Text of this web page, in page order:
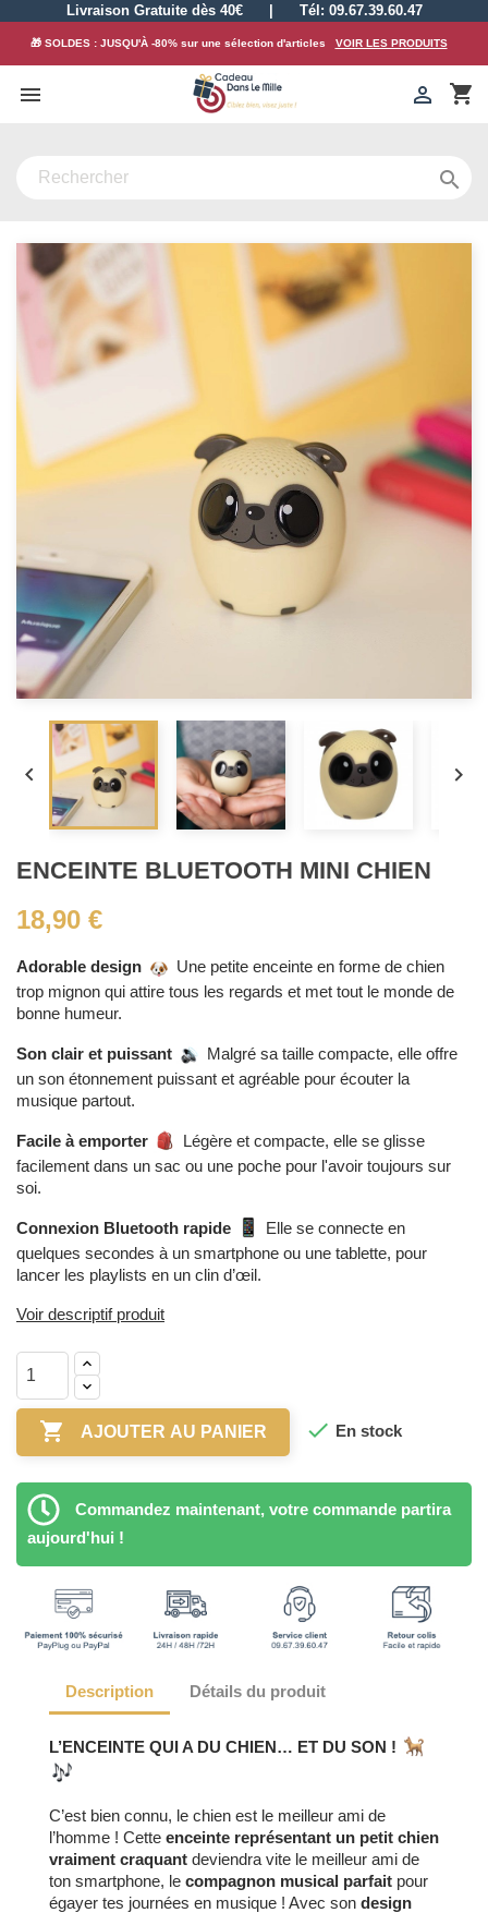
Livraison Gratuite dès 40€ Tél: 09.67.39.60.47
🎁 SOLDES : JUSQU'À -80% sur une sélection d'articles VOIR LES PRODUITS
 shopping_cart


 
ENCEINTE BLUETOOTH MINI CHIEN
18,90 €
Adorable design
Une petite enceinte en forme de chien
trop mignon qui attire tous les regards et met tout le monde de
bonne humeur.
Son clair et puissant
Malgré sa taille compacte, elle offre
un son étonnement puissant et agréable pour écouter la
musique partout.
Facile à emporter
Légère et compacte, elle se glisse
facilement dans un sac ou une poche pour l'avoir toujours sur
soi.
Connexion Bluetooth rapide
Elle se connecte en
quelques secondes à un smartphone ou une tablette, pour
lancer les playlists en un clin d’œil.
Voir descriptif produit
 AJOUTER AU PANIER  En stock
Commandez maintenant, votre commande partira
aujourd'hui !
Description Détails du produit
L’ENCEINTE QUI A DU CHIEN… ET DU SON !
C’est bien connu, le chien est le meilleur ami de
l’homme ! Cette enceinte représentant un petit chien
vraiment craquant deviendra vite le meilleur ami de
ton smartphone, le compagnon musical parfait pour
égayer tes journées en musique ! Avec son design